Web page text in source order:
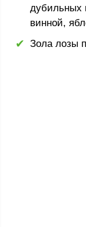
дубильных
винной,
Зола лозы